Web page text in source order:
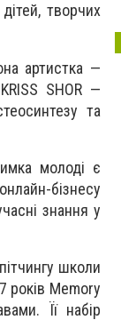
творчих
артистка —
SHOR —
та
молоді є
бізнесу
знання у
школи
років Memory
Її набір